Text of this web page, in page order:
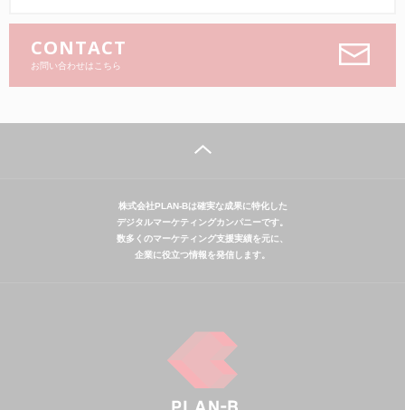
CONTACT
お問い合わせはこちら
株式会社PLAN-Bは確実な成果に特化した
デジタルマーケティングカンパニーです。
数多くのマーケティング支援実績を元に、
企業に役立つ情報を発信します。